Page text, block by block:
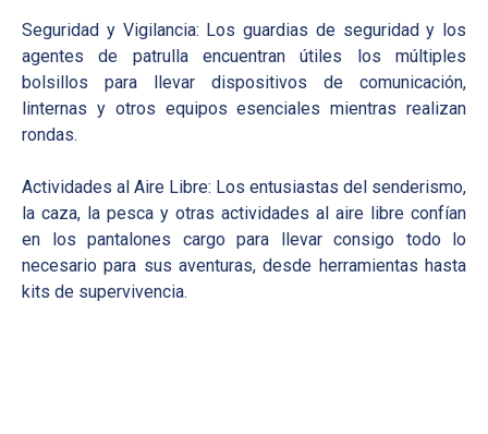
Seguridad y Vigilancia: Los guardias de seguridad y los
agentes de patrulla encuentran útiles los múltiples
bolsillos para llevar dispositivos de comunicación,
linternas y otros equipos esenciales mientras realizan
rondas.
Actividades al Aire Libre: Los entusiastas del senderismo,
la caza, la pesca y otras actividades al aire libre confían
en los pantalones cargo para llevar consigo todo lo
necesario para sus aventuras, desde herramientas hasta
kits de supervivencia.